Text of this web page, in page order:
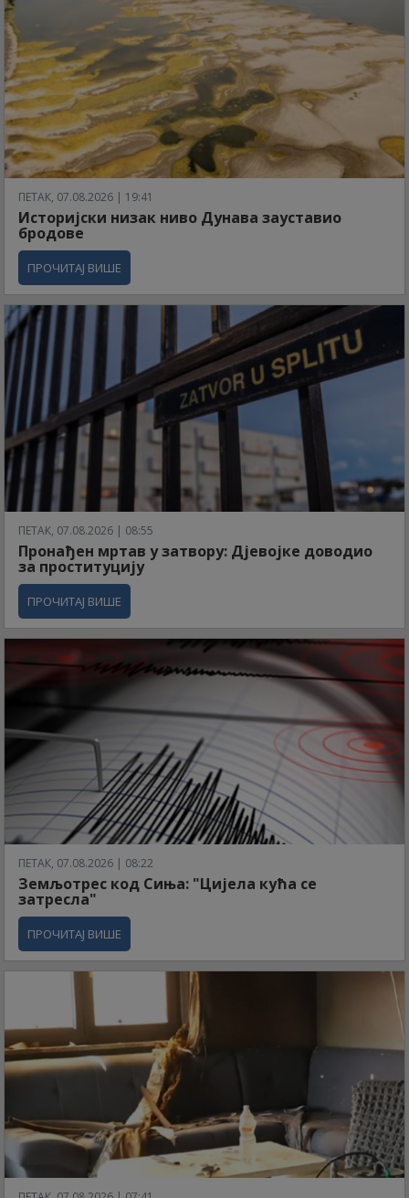
ПЕТАК, 07.08.2026 | 19:41
Историјски низак ниво Дунава зауставио
бродове
ПРОЧИТАЈ ВИШЕ
ПЕТАК, 07.08.2026 | 08:55
Пронађен мртав у затвору: Дјевојке доводио
за проституцију
ПРОЧИТАЈ ВИШЕ
ПЕТАК, 07.08.2026 | 08:22
Земљотрес код Сиња: "Цијела кућа се
затресла"
ПРОЧИТАЈ ВИШЕ